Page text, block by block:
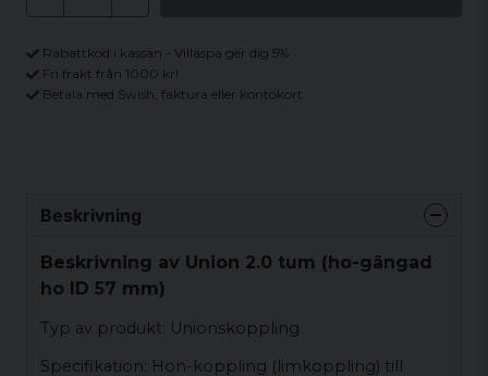
Rabattkod i kassan - Villaspa ger dig 5%
Fri frakt från 1000 kr!
Betala med Swish, faktura eller kontokort
Beskrivning
Beskrivning av Union 2.0 tum (ho-gängad
ho ID 57 mm)
Typ av produkt: Unionskoppling
Specifikation: Hon-koppling (limkoppling) till